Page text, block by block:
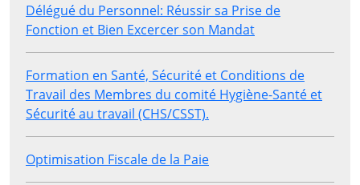
Délégué du Personnel: Réussir sa Prise de
Fonction et Bien Excercer son Mandat
Formation en Santé, Sécurité et Conditions de
Travail des Membres du comité Hygiène-Santé et
Sécurité au travail (CHS/CSST).
Optimisation Fiscale de la Paie